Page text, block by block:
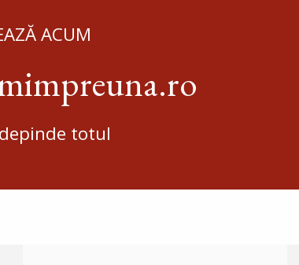
ACUM
totul